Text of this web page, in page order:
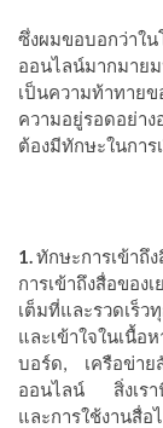
ซึ่งผมขอบอกว่าใ
ออนไลน์มากมาย
เป็นความท้าทายข
ความอยู่รอดอย่าง
ต้องมีทักษะในการ
1.ทักษะการเข้าถึง
การเข้าถึงสื่อของ
เต็มที่และรวดเร็ว
และเข้าใจในเนื้อ
บอร์ด, เครือข่า
ออนไลน์
สิ่งเร
และการใช้งานสื่อ